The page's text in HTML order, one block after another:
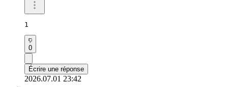
1
0
Écrire une réponse
2026.07.01 23:42